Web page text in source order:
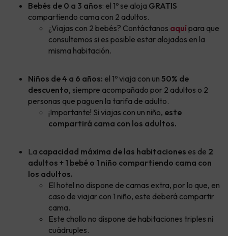
Bebés de 0 a 3 años: el 1º se aloja GRATIS
compartiendo cama con 2 adultos.
¿Viajas con 2 bebés? Contáctanos aquípara que
consultemos si es posible estar alojados en la
misma habitación.
Niños de 4 a 6 años: el 1º viaja con un 50% de
descuento, siempre acompañado por 2 adultos o 2
personas que paguen la tarifa de adulto.
¡Importante! Si viajas con un niño, este
compartirá cama con los adultos.
La capacidad máxima de las habitaciones es de 2
adultos + 1 bebé o 1 niño compartiendo cama con
los adultos.
El hotel no dispone de camas extra, por lo que, en
caso de viajar con 1 niño, este deberá compartir
cama.
Este chollo no dispone de habitaciones triples ni
cuádruples.